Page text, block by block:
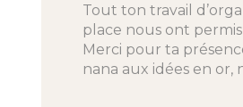
Tout ton travail
place nous ont
Merci pour ta
nana aux idées en or,